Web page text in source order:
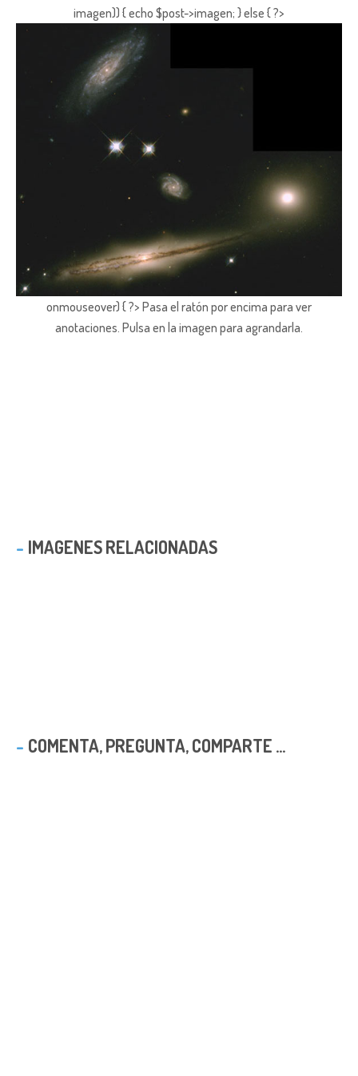
imagen)) { echo $post->imagen; } else { ?>
onmouseover) { ?> Pasa el ratón por encima para ver
anotaciones. Pulsa en la imagen para agrandarla.
IMAGENES RELACIONADAS
COMENTA, PREGUNTA, COMPARTE ...